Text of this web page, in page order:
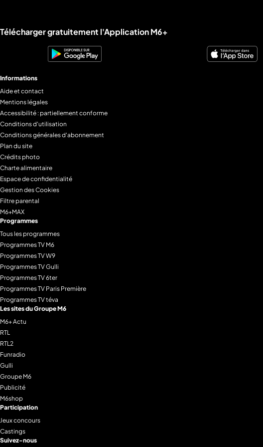
Liens utiles M6+.
Télécharger gratuitement l'Application M6+
Informations
Aide et contact
Mentions légales
Accessibilité : partiellement conforme
Conditions d'utilisation
Conditions générales d'abonnement
Plan du site
Crédits photo
Charte alimentaire
Espace de confidentialité
Gestion des Cookies
Filtre parental
M6+MAX
Programmes
Tous les programmes
Programmes TV M6
Programmes TV W9
Programmes TV Gulli
Programmes TV 6ter
Programmes TV Paris Première
Programmes TV téva
Les sites du Groupe M6
M6+ Actu
RTL
RTL2
Funradio
Gulli
Groupe M6
Publicité
M6shop
Participation
Jeux concours
Castings
Suivez-nous